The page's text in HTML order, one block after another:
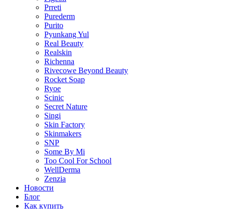
Prreti
Purederm
Purito
Pyunkang Yul
Real Beauty
Realskin
Richenna
Rivecowe Beyond Beauty
Rocket Soap
Ryoe
Scinic
Secret Nature
Singi
Skin Factory
Skinmakers
SNP
Some By Mi
Too Cool For School
WellDerma
Zenzia
Новости
Блог
Как купить